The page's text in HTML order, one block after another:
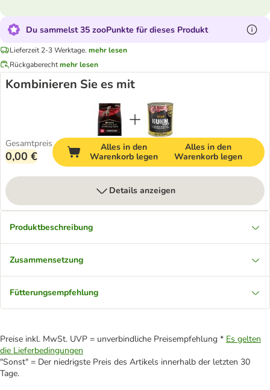
Du sammelst 35 zooPunkte für dieses Produkt
Lieferzeit 2-3 Werktage. mehr lesen
Rückgaberechtmehr lesen
Kombinieren Sie es mit
Gesamtpreis
0,00 €
Alles in den
Warenkorb legen
Alles in den
Warenkorb legen
Details anzeigen
Produktbeschreibung
Zusammensetzung
Fütterungsempfehlung
Preise inkl. MwSt. UVP = unverbindliche Preisempfehlung * Es gelten
die Lieferbedingungen
"Sonst" = Der niedrigste Preis des Artikels innerhalb der letzten 30
Tage.